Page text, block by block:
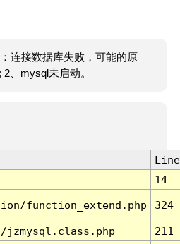
连接数据库失败，可能的原
、mysql未启动。
Line
14
function_extend.php 324
jzmysql.class.php
211